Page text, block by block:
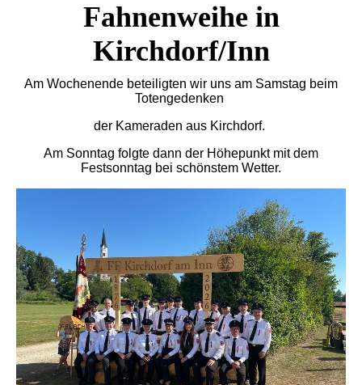
Fahnenweihe in
Kirchdorf/Inn
Am Wochenende beteiligten wir uns am Samstag beim
Totengedenken
der Kameraden aus Kirchdorf.
Am Sonntag folgte dann der Höhepunkt mit dem
Festsonntag bei schönstem Wetter.